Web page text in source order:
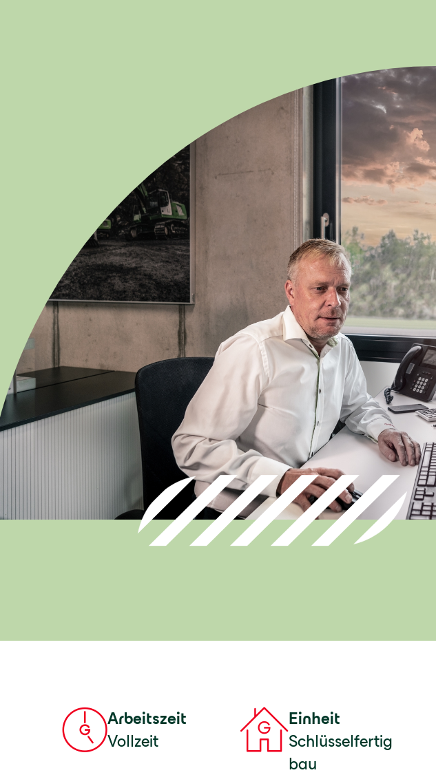
Arbeitszeit
Vollzeit
Einheit
Schlüsselfertig
bau